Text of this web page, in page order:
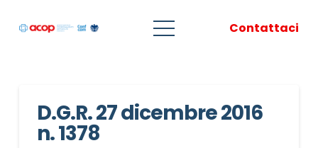
Contattaci
D.G.R. 27 dicembre 2016
n. 1378